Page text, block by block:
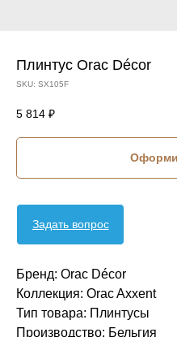
Плинтус Orac Décor
SKU: SX105F
5 814 ₽
Задать вопрос
Бренд: Orac Décor
Коллекция: Orac Axxent
Тип товара: Плинтусы
Производство: Бельгия